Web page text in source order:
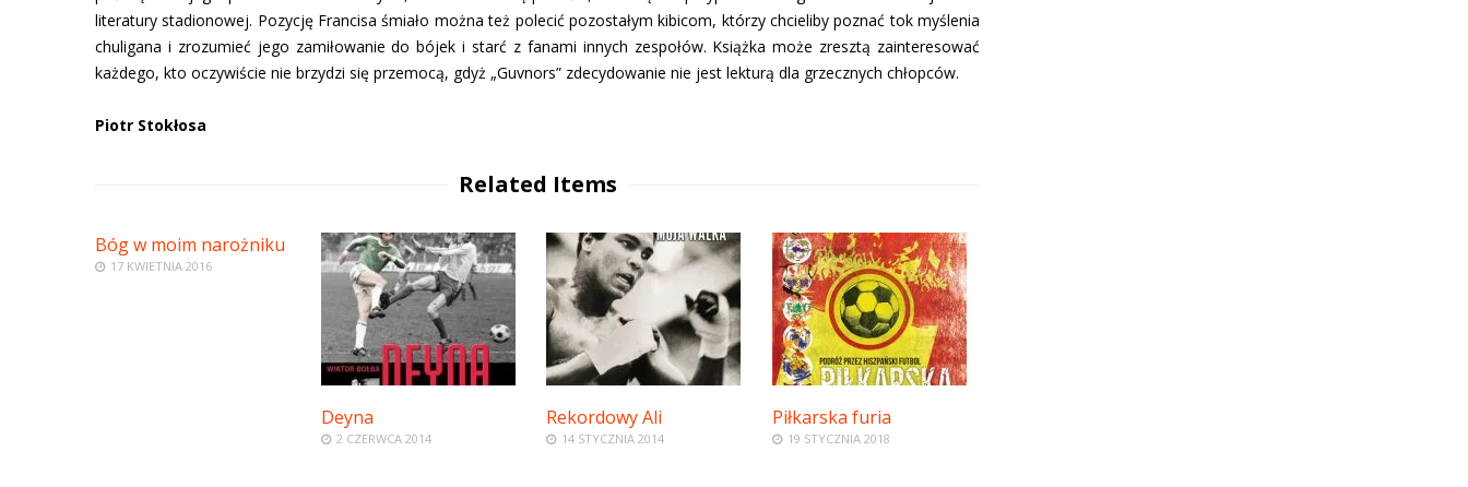
literatury stadionowej. Pozycję Francisa śmiało można też polecić pozostałym kibicom, którzy chcieliby poznać tok myślenia
chuligana i zrozumieć jego zamiłowanie do bójek i starć z fanami innych zespołów. Książka może zresztą zainteresować
każdego, kto oczywiście nie brzydzi się przemocą, gdyż „Guvnors” zdecydowanie nie jest lekturą dla grzecznych chłopców.
Piotr Stokłosa
Related Items
Bóg w moim narożniku
17 KWIETNIA 2016
Deyna
2 CZERWCA 2014
Rekordowy Ali
14 STYCZNIA 2014
Piłkarska furia
19 STYCZNIA 2018